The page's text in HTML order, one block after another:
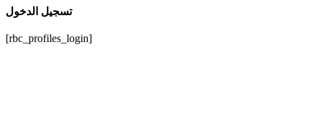
تسجيل الدخول
[rbc_profiles_login]